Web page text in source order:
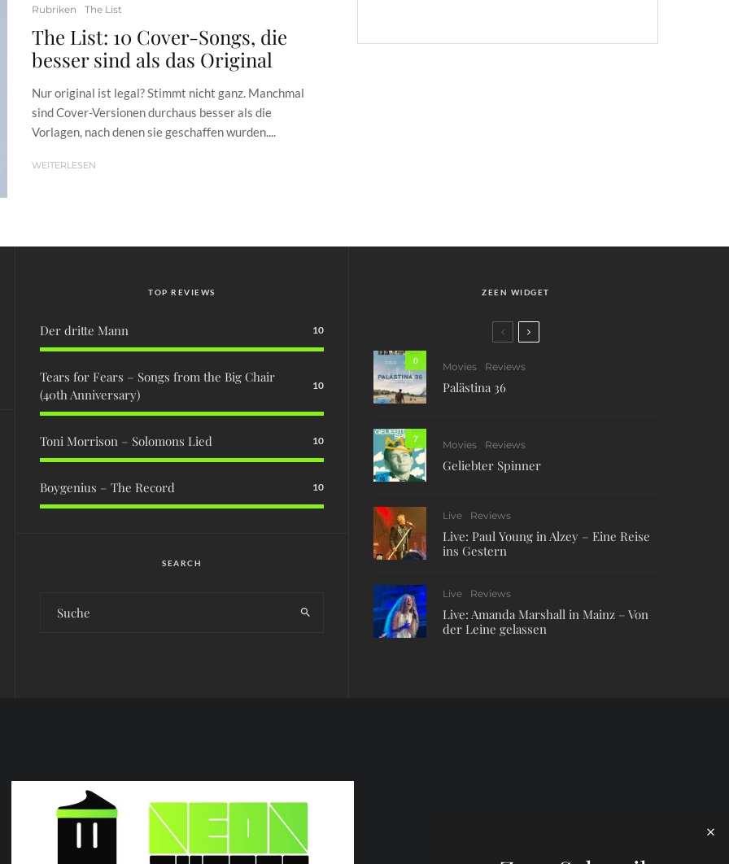
Rubriken The List
The List: 10 Cover-Songs, die
besser sind als das Original
Nur original ist legal? Stimmt nicht ganz. Manchmal
sind Cover-Versionen durchaus besser als die
Vorlagen, nach denen sie geschaffen wurden....
WEITERLESEN
TOP REVIEWS
Der dritte Mann 10
Tears for Fears – Songs from the Big Chair
(40th Anniversary)
10
Toni Morrison – Solomons Lied 10
Boygenius – The Record 10
SEARCH
ZEEN WIDGET
0
Movies Reviews
Palästina 36
7
Movies Reviews
Geliebter Spinner
Live Reviews
Live: Paul Young in Alzey – Eine Reise
ins Gestern
Live Reviews
Live: Amanda Marshall in Mainz – Von
der Leine gelassen